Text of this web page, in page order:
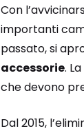
Con
importanti
passato, si
accessorie.
che devono
Dal 2015,